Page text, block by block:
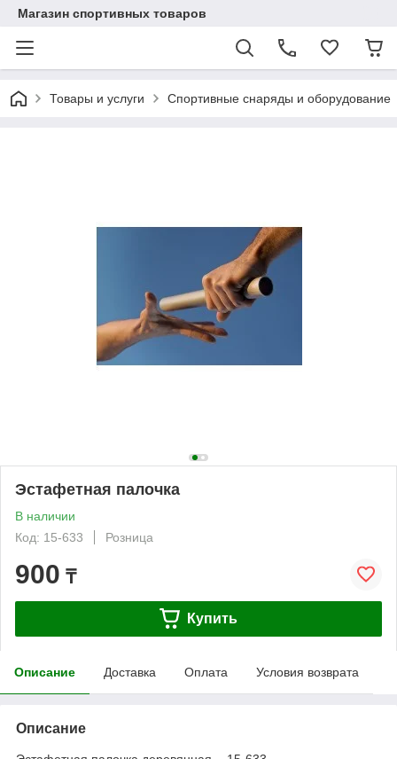
Магазин спортивных товаров
Товары и услуги Спортивные снаряды и оборудование
Эстафетная палочка
В наличии
Код: 15-633
Розница
900 ₸
Купить
Описание Доставка Оплата Условия возврата
Описание